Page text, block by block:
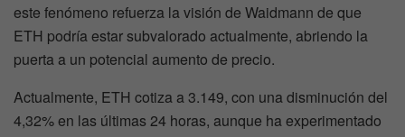
este fenómeno refuerza la visión de Waidmann de que
ETH podría estar subvalorado actualmente, abriendo la
puerta a un potencial aumento de precio.
Actualmente, ETH cotiza a 3.149, con una disminución del
4,32% en las últimas 24 horas, aunque ha experimentado